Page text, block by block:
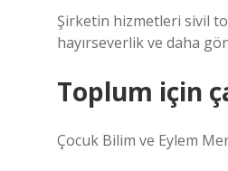
Şirketin hizmetleri sivil
hayırseverlik ve daha
Toplum için
Çocuk Bilim ve Eylem